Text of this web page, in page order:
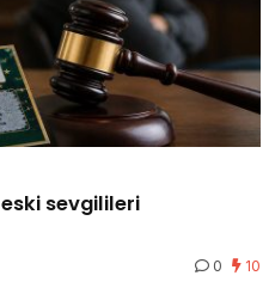
sevgilileri
0 10